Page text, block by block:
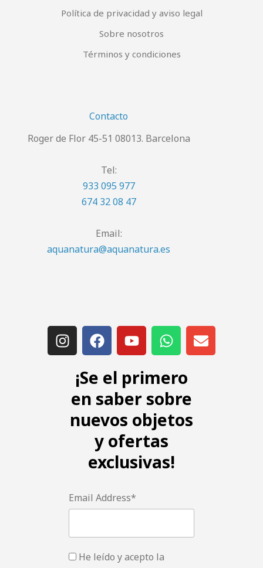
Política de privacidad y aviso legal
Sobre nosotros
Términos y condiciones
Contacto
Roger de Flor 45-51 08013. Barcelona
Tel:
933 095 977
674 32 08 47
Email:
aquanatura@aquanatura.es
¡Se el primero
en saber sobre
nuevos objetos
y ofertas
exclusivas!
Email Address*
He leído y acepto la